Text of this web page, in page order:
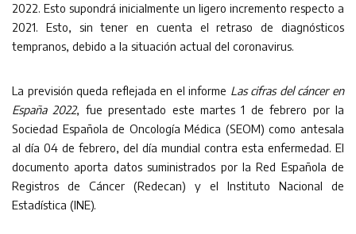
2022. Esto supondrá inicialmente un ligero incremento respecto a
2021. Esto, sin tener en cuenta el retraso de diagnósticos
tempranos, debido a la situación actual del coronavirus.
La previsión queda reflejada en el informe Las cifras del cáncer en
España 2022, fue presentado este martes 1 de febrero por la
Sociedad Española de Oncología Médica (SEOM) como antesala
al día 04 de febrero, del día mundial contra esta enfermedad. El
documento aporta datos suministrados por la Red Española de
Registros de Cáncer (Redecan) y el Instituto Nacional de
Estadística (INE).